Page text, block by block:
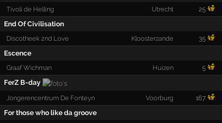
Tivoli de Helling Utrecht 25
End Of Civilisation
Discotheek 2nd Love Kloosterzande 35
Escence
Graaf Wichman Huizen 5
FerZ B-day
Jongerencentrum De Fonteyn Voorburg 167
For those who like da groove